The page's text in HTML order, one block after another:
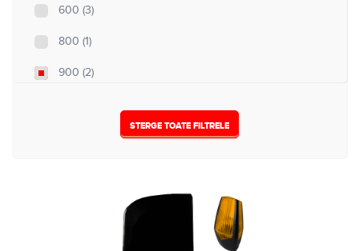
600 (3)
800 (1)
900 (2)
STERGE TOATE FILTRELE